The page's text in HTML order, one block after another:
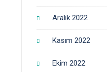
Aralık 2022
Kasım 2022
Ekim 2022